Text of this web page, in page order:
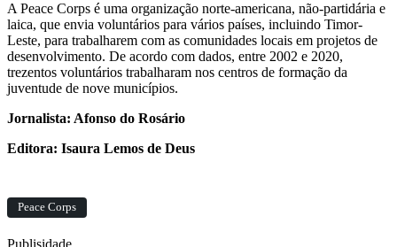
A Peace Corps é uma organização norte-americana, não-partidária e
laica, que envia voluntários para vários países, incluindo Timor-
Leste, para trabalharem com as comunidades locais em projetos de
desenvolvimento. De acordo com dados, entre 2002 e 2020,
trezentos voluntários trabalharam nos centros de formação da
juventude de nove municípios.
Jornalista: Afonso do Rosário
Editora: Isaura Lemos de Deus
Peace Corps
Publisidade